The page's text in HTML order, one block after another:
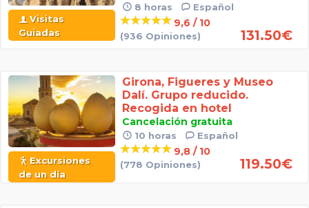
Visitas
Guiadas
8 horas Español
9,6 / 10
(936 Opiniones) 131.50€
Excursiones
de un día
Girona, Figueres y Museo
Dalí. Grupo reducido.
Recogida en hotel
Cancelación gratuita
10 horas Español
9,8 / 10
(778 Opiniones) 119.50€